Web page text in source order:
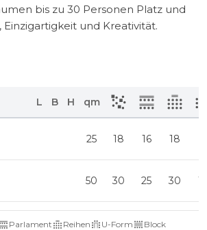
bis zu 30 Personen Platz und
und Kreativität.
L B H qm
25 18 16 18
50 30 25 30 12
Parlament Reihen U-Form
Block